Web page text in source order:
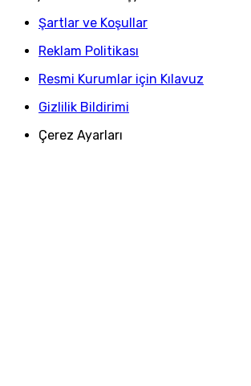
Şartlar ve Koşullar
Reklam Politikası
Resmi Kurumlar için Kılavuz
Gizlilik Bildirimi
Çerez Ayarları